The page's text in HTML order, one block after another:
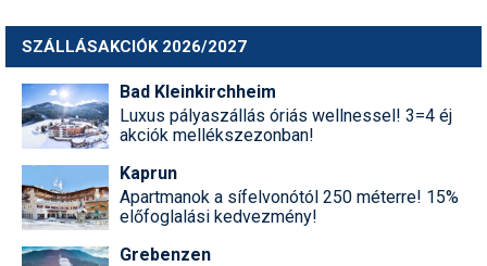
SZÁLLÁSAKCIÓK 2026/2027
Bad Kleinkirchheim
Luxus pályaszállás óriás wellnessel! 3=4 éj
akciók mellékszezonban!
Kaprun
Apartmanok a sífelvonótól 250 méterre! 15%
előfoglalási kedvezmény!
Grebenzen